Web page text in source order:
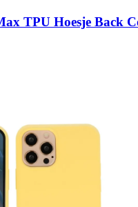
TPU Hoesje Back